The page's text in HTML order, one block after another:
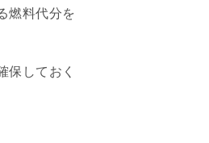
燃料代分を
保しておく